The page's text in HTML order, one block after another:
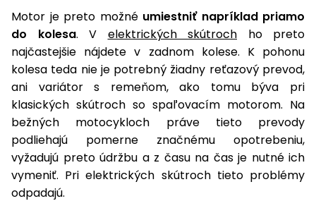
Motor je preto možné umiestniť napríklad priamo
do kolesa. V elektrických skútroch ho preto
najčastejšie nájdete v zadnom kolese. K pohonu
kolesa teda nie je potrebný žiadny reťazový prevod,
ani variátor s remeňom, ako tomu býva pri
klasických skútroch so spaľovacím motorom. Na
bežných motocykloch práve tieto prevody
podliehajú pomerne značnému opotrebeniu,
vyžadujú preto údržbu a z času na čas je nutné ich
vymeniť. Pri elektrických skútroch tieto problémy
odpadajú.